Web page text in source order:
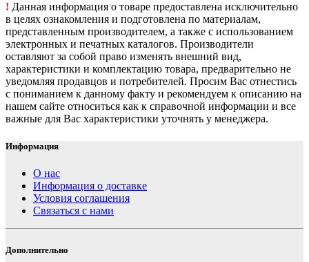
! Данная информация о товаре предоставлена исключительно
в целях ознакомления и подготовлена по материалам,
представленным производителем, а также с использованием
электронных и печатных каталогов. Производители
оставляют за собой право изменять внешний вид,
характеристики и комплектацию товара, предварительно не
уведомляя продавцов и потребителей. Просим Вас отнестись
с пониманием к данному факту и рекомендуем к описанию на
нашем сайте относиться как к справочной информации и все
важные для Вас характеристики уточнять у менеджера.
Информация
О нас
Информация о доставке
Условия соглашения
Связаться с нами
Дополнительно